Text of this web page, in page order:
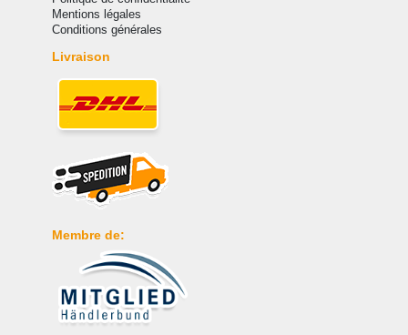
Mentions légales
Conditions générales
Livraison
Membre de: